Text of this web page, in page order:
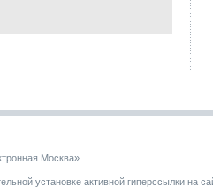
Москва»
установке активной гиперссылки на